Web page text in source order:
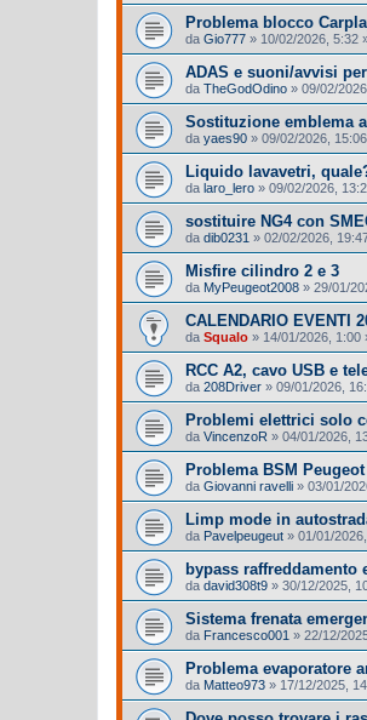
Problema blocco
da Gio777 » 10/02/2026, 5:32
ADAS e suoni/avvisi
da TheGodOdino » 09/02/
Sostituzione emblema
da yaes90 » 09/02/2026, 15:06
Liquido lavavetri,
da laro_lero » 09/02/2026,
sostituire NG4 con
da dib0231 » 02/02/2026,
Misfire cilindro 2 e 3
da MyPeugeot2008 » 29/01/
CALENDARIO EVENTI
da Squalo » 14/01/2026, 1:00
RCC A2, cavo USB e
da 208Driver » 09/01/2026,
Problemi elettrici solo
da VincenzoR » 04/01/2026,
Problema BSM
da Giovanni ravelli » 03/01/
Limp mode in
da Pavelpeugeut » 01/01/
bypass raffreddamento
da david308t9 » 30/12/2025,
Sistema frenata
da Francesco001 » 22/12/
Problema evaporatore
da Matteo973 » 17/12/2025,